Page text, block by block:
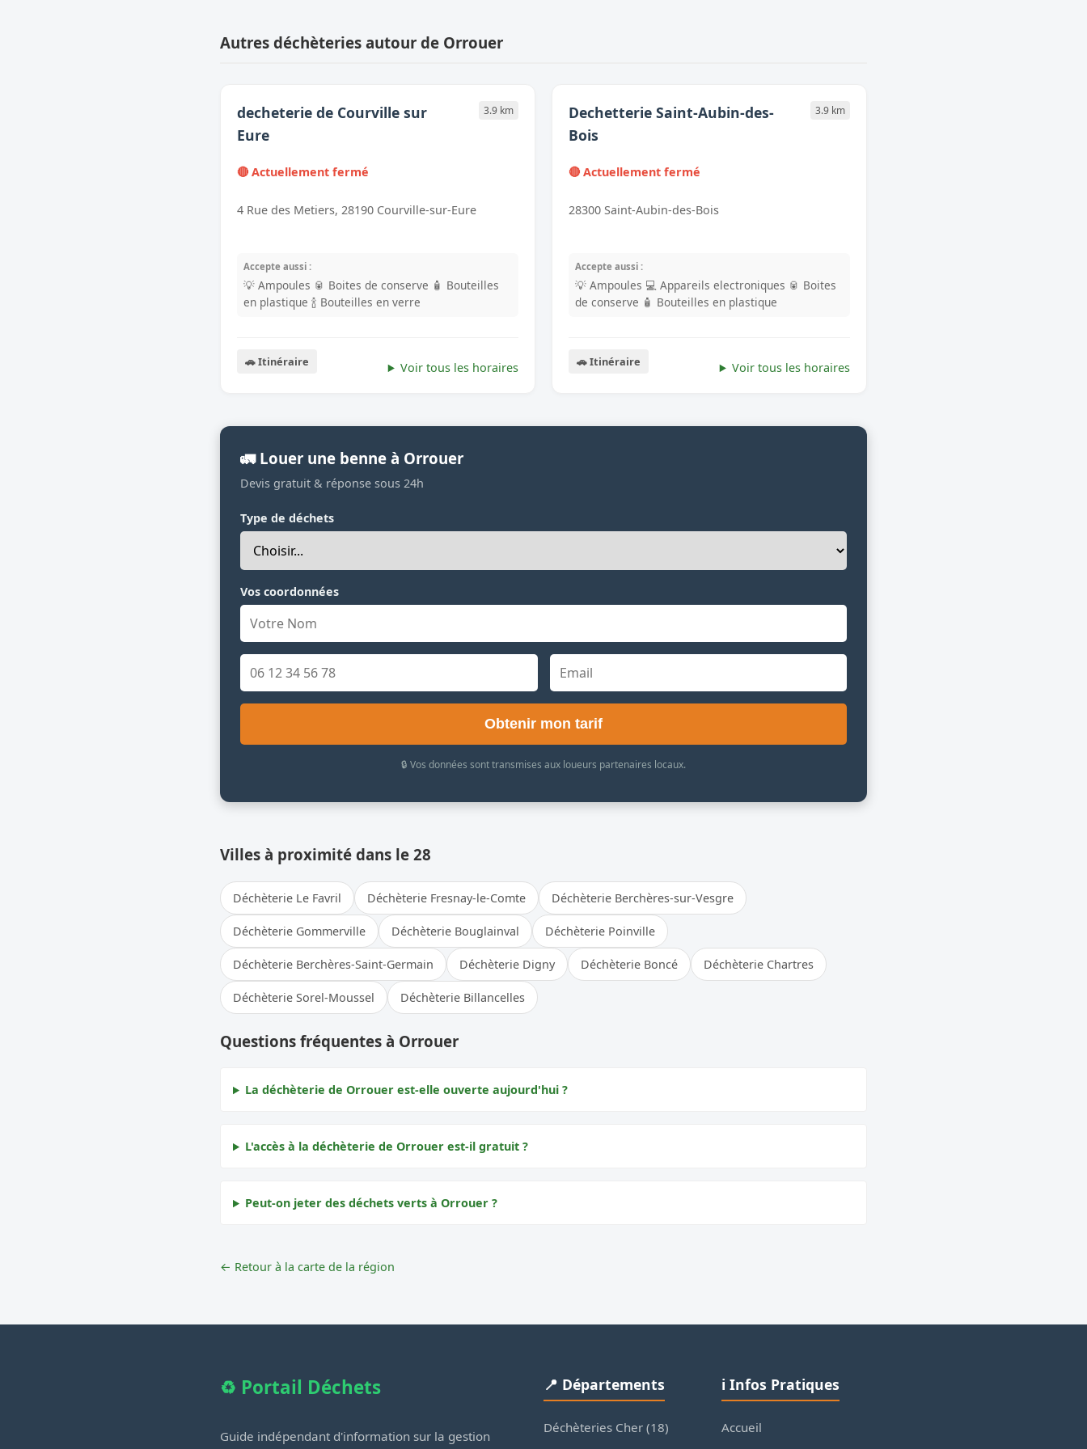
Autres déchèteries autour de Orrouer
decheterie de Courville sur
Eure
3.9 km
🔴 Actuellement fermé
4 Rue des Metiers, 28190 Courville-sur-Eure
Accepte aussi :
💡 Ampoules 🥫 Boites de conserve 🧴 Bouteilles
en plastique 🍾 Bouteilles en verre
🚗 Itinéraire Voir tous les horaires
Dechetterie Saint-Aubin-des-
Bois
3.9 km
🔴 Actuellement fermé
28300 Saint-Aubin-des-Bois
Accepte aussi :
💡 Ampoules 💻 Appareils electroniques 🥫 Boites
de conserve 🧴 Bouteilles en plastique
🚗 Itinéraire Voir tous les horaires
🚛 Louer une benne à Orrouer
Devis gratuit & réponse sous 24h
Type de déchets
Vos coordonnées
Obtenir mon tarif
🔒 Vos données sont transmises aux loueurs partenaires locaux.
Villes à proximité dans le 28
Déchèterie Le Favril Déchèterie Fresnay-le-Comte Déchèterie Berchères-sur-Vesgre
Déchèterie Gommerville Déchèterie Bouglainval Déchèterie Poinville
Déchèterie Berchères-Saint-Germain Déchèterie Digny Déchèterie Boncé Déchèterie Chartres
Déchèterie Sorel-Moussel Déchèterie Billancelles
Questions fréquentes à Orrouer
La déchèterie de Orrouer est-elle ouverte aujourd'hui ?
L'accès à la déchèterie de Orrouer est-il gratuit ?
Peut-on jeter des déchets verts à Orrouer ?
← Retour à la carte de la région
♻️ Portail Déchets
Guide indépendant d'information sur la gestion
📍 Départements
Déchèteries Cher (18)
ℹ️ Infos Pratiques
Accueil